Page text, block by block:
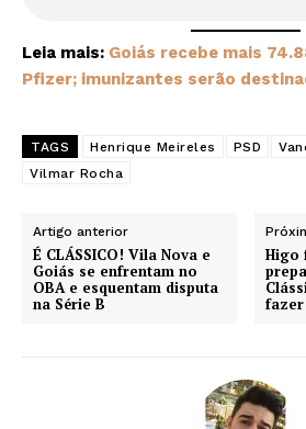
Leia mais: Goiás recebe mais
Pfizer; imunizantes serão
TAGS Henrique Meireles PSD
Vilmar Rocha
Artigo anterior
É CLÁSSICO! Vila Nova e
Goiás se enfrentam no
OBA e esquentam disputa
na Série B
Higo
fazer